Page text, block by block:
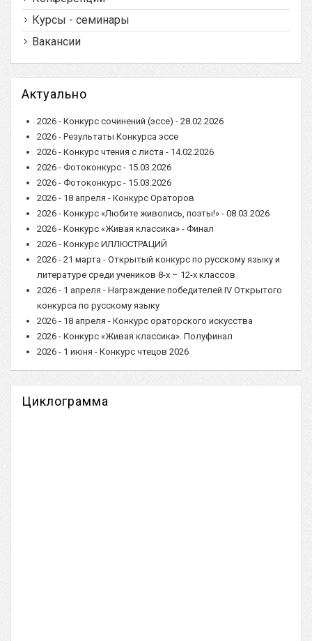
Курсы - семинары
Вакансии
Актуально
2026 - Конкурс сочинений (эссе) - 28.02.2026
2026 - Результаты Конкурса эссе
2026 - Конкурс чтения с листа - 14.02.2026
2026 - Фотоконкурс - 15.03.2026
2026 - Фотоконкурс - 15.03.2026
2026 - 18 апреля - Конкурс Ораторов
2026 - Конкурс «Любите живопись, поэты!» - 08.03.2026
2026 - Конкурс «Живая классика» - Финал
2026 - Конкурс ИЛЛЮСТРАЦИЙ
2026 - 21 марта - Открытый конкурс по русскому языку и
литературе среди учеников 8-х – 12-х классов
2026 - 1 апреля - Награждение победителей IV Открытого
конкурса по русскому языку
2026 - 18 апреля - Конкурс ораторского искусства
2026 - Конкурс «Живая классика». Полуфинал
2026 - 1 июня - Конкурс чтецов 2026
Циклограмма